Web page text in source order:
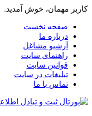
کاربر مهمان، خوش آمدید.
صفحه نخست
درباره ما
آرشیو مشاغل
راهنمای سایت
قوانین سایت
تبلیغات در سایت
تماس با ما